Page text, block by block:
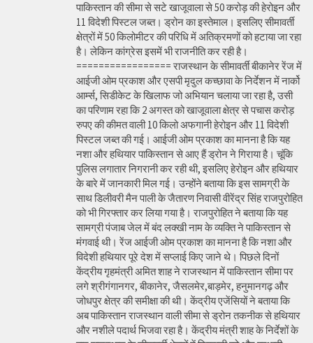
पाकिस्तान की सीमा से सटे खाजूवाला से 50 करोड़ की हेरोइन और
11 विदेशी पिस्टल जब्त। ड्रोन का इस्तेमाल। इसलिए सीमावर्ती
क्षेत्रों में 50 किलोमीटर की परिधि में अतिक्रमणों को हटाया जा रहा
है। लेकिन कांग्रेस इसमें भी राजनीति कर रही है।
================= राजस्थान के सीमावर्ती बीकानेर रेंज में
आईजी ओम प्रकाश और एसपी मृदुल कच्छावा के निर्देशन में नार्को
आर्म्स, सिडीकेट के खिलाफ जो अभियान चलाया जा रहा है, उसी
का परिणाम रहा कि 2 अगस्त को खाजूवाला क्षेत्र से पचास करोड़
रुपए की कीमत वाली 10 किलो अफगानी हेरोइन और 11 विदेशी
पिस्टल जब्त की गई। आईजी ओम प्रकाश का मानना है कि यह
नशा और हथियार पाकिस्तान से आए हैं ड्रोन ने गिराया है। चूंकि
पुलिस लगातार निगरानी कर रही थी, इसलिए हेरोइन और हथियार
के बारे में जानकारी मिल गई। उन्होंने बताया कि इस सामग्री के
साथ डिलीवरी मैन पाली के जैतारण निवासी वीरेंद्र सिंह राजपुरोहित
को भी गिरफ्तार कर लिया गया है। राजपुरोहित ने बताया कि यह
सामग्री पंजाब जेल में बंद लक्खी नाम के व्यक्ति ने पाकिस्तान से
मंगवाई थी। रेंज आईजी ओम प्रकाश का मानना है कि नशा और
विदेशी हथियार पूरे देश में सप्लाई किए जाने थे। पिछले दिनों
केंद्रीय गृहमंत्री अमित शाह ने राजस्थान में पाकिस्तान सीमा पर
लगे श्रीगंगानगर, बीकानेर, जैसलमेर,बाड़मेर, हनुमानगढ़ और
जोधपुर क्षेत्र की समीक्षा की थी। केंद्रीय एजेंसियों ने बताया कि
अब पाकिस्तान राजस्थान वाली सीमा से ड्रोन तकनीक से हथियार
और नशीले पदार्थ भिजवा रहा है। केंद्रीय मंत्री शाह के निर्देशों के